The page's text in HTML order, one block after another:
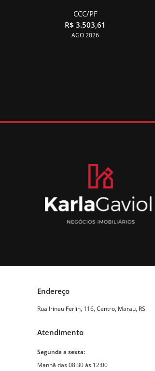
CCC/PF
R$ 3.503,61
AGO 2026
Endereço
Rua Irineu Ferlin, 116, Centro, Marau, RS
Atendimento
Segunda a sexta:
Manhã das 08:30 às 12:00